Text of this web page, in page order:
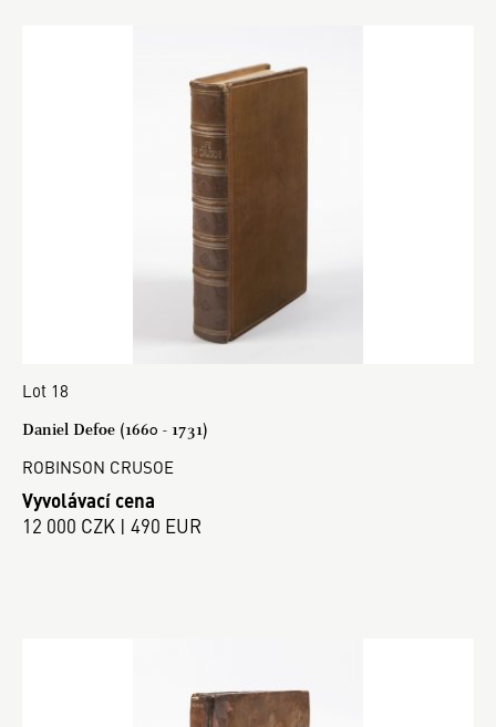
Lot 18
Daniel Defoe (1660 - 1731)
ROBINSON CRUSOE
Vyvolávací cena
12 000 CZK | 490 EUR